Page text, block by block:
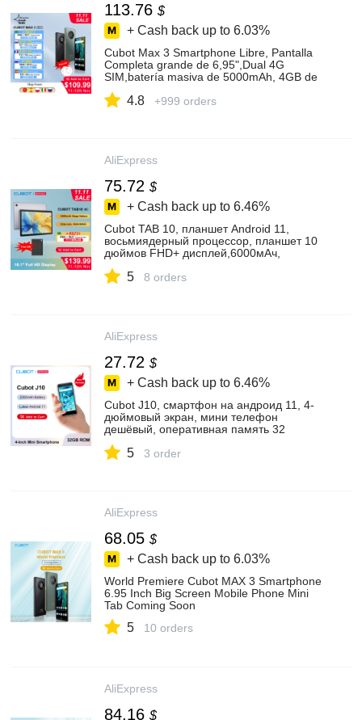
113.76 $
+ Cash back up to 6.03%
Cubot Max 3 Smartphone Libre, Pantalla
Completa grande de 6,95",Dual 4G
SIM,batería masiva de 5000mAh, 4GB de
Ampliable 256GB,Android 11 Teléfono
4.8 +999 orders
AliExpress
75.72 $
+ Cash back up to 6.46%
Cubot TAB 10, планшет Android 11,
восьмиядерный процессор, планшет 10
дюймов FHD+ дисплей,6000мАч,
расширенной), сеть 4G, 13МП
5 8 orders
AliExpress
27.72 $
+ Cash back up to 6.46%
Cubot J10, смартфон на андроид 11, 4-
дюймовый экран, мини телефон
дешёвый, оперативная память 32
батарея 2350 мАч, задняя камера 5 МП,
5 3 order
AliExpress
68.05 $
+ Cash back up to 6.03%
World Premiere Cubot MAX 3 Smartphone
6.95 Inch Big Screen Mobile Phone Mini
Tab Coming Soon
5 10 orders
AliExpress
84.16 $